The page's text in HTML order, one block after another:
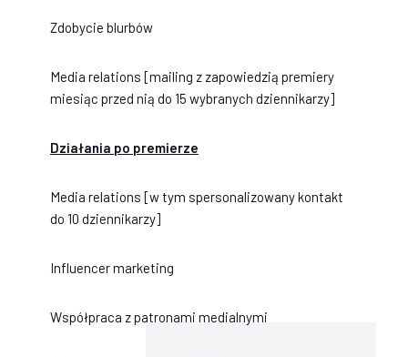
Zdobycie blurbów
Media relations [mailing z zapowiedzią premiery
miesiąc przed nią do 15 wybranych dziennikarzy]
Działania po premierze
Media relations [w tym spersonalizowany kontakt
do 10 dziennikarzy]
Influencer marketing
Współpraca z patronami medialnymi